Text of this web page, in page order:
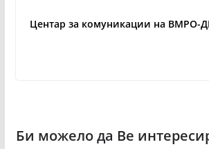
Центар за комуникации на ВМРО-